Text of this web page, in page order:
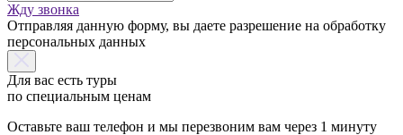
Жду звонка
Отправляя данную форму, вы даете разрешение на обработку
персональных данных
Для вас есть туры
по специальным ценам
Оставьте ваш телефон и мы перезвоним вам через 1 минуту